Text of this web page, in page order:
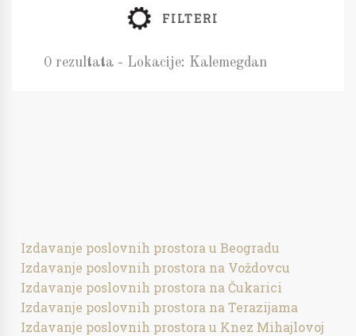
FILTERI
0 rezultata - Lokacije: Kalemegdan
Izdavanje poslovnih prostora u Beogradu
Izdavanje poslovnih prostora na Voždovcu
Izdavanje poslovnih prostora na Čukarici
Izdavanje poslovnih prostora na Terazijama
Izdavanje poslovnih prostora u Knez Mihajlovoj